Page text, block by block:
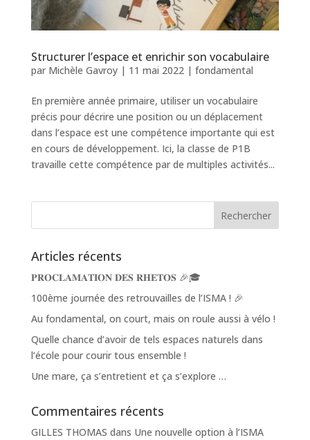
Structurer l’espace et enrichir son vocabulaire
par Michèle Gavroy| 11 mai 2022| fondamental
En première année primaire, utiliser un vocabulaire
précis pour décrire une position ou un déplacement
dans l’espace est une compétence importante qui est
en cours de développement. Ici, la classe de P1B
travaille cette compétence par de multiples activités...
Articles récents
𝐏𝐑𝐎𝐂𝐋𝐀𝐌𝐀𝐓𝐈𝐎𝐍 𝐃𝐄𝐒 𝐑𝐇𝐄𝐓𝐎𝐒 🎉🎓
100ème journée des retrouvailles de l’ISMA ! 🎉
Au fondamental, on court, mais on roule aussi à vélo !
Quelle chance d’avoir de tels espaces naturels dans
l’école pour courir tous ensemble !
Une mare, ça s’entretient et ça s’explore …
Commentaires récents
GILLES THOMAS dans Une nouvelle option à l’ISMA